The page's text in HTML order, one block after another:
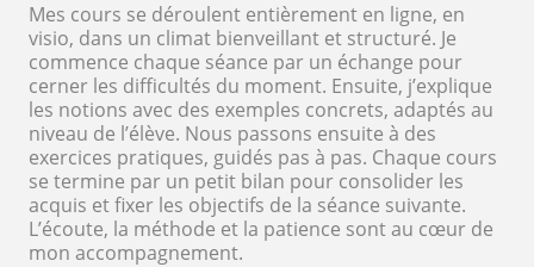
Mes cours se déroulent entièrement en ligne, en
visio, dans un climat bienveillant et structuré. Je
commence chaque séance par un échange pour
cerner les difficultés du moment. Ensuite, j’explique
les notions avec des exemples concrets, adaptés au
niveau de l’élève. Nous passons ensuite à des
exercices pratiques, guidés pas à pas. Chaque cours
se termine par un petit bilan pour consolider les
acquis et fixer les objectifs de la séance suivante.
L’écoute, la méthode et la patience sont au cœur de
mon accompagnement.